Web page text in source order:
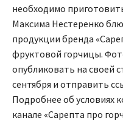
необходимо
Максима Нестеренко
продукции бренда
фруктовой горчицы.
опубликовать на своей
сентября и отправить
Подробнее об условиях
канале «Сарепта про